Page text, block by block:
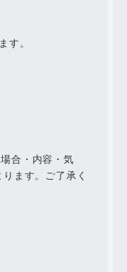
す。
合・内容・気
ます。ご了承く